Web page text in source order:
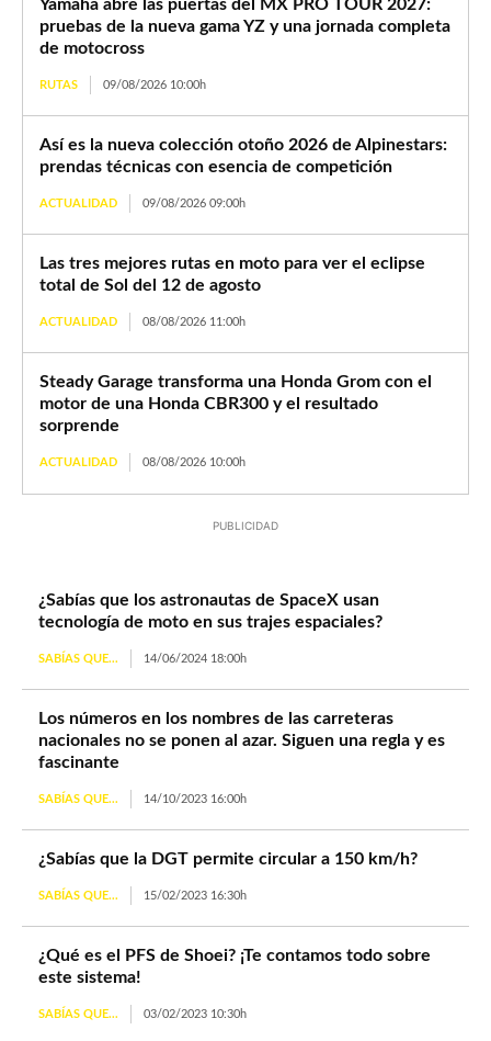
Yamaha abre las puertas del MX PRO TOUR 2027:
pruebas de la nueva gama YZ y una jornada completa
de motocross
RUTAS 09/08/2026 10:00h
Así es la nueva colección otoño 2026 de Alpinestars:
prendas técnicas con esencia de competición
ACTUALIDAD 09/08/2026 09:00h
Las tres mejores rutas en moto para ver el eclipse
total de Sol del 12 de agosto
ACTUALIDAD 08/08/2026 11:00h
Steady Garage transforma una Honda Grom con el
motor de una Honda CBR300 y el resultado
sorprende
ACTUALIDAD 08/08/2026 10:00h
PUBLICIDAD
¿Sabías que los astronautas de SpaceX usan
tecnología de moto en sus trajes espaciales?
SABÍAS QUE... 14/06/2024 18:00h
Los números en los nombres de las carreteras
nacionales no se ponen al azar. Siguen una regla y es
fascinante
SABÍAS QUE... 14/10/2023 16:00h
¿Sabías que la DGT permite circular a 150 km/h?
SABÍAS QUE... 15/02/2023 16:30h
¿Qué es el PFS de Shoei? ¡Te contamos todo sobre
este sistema!
SABÍAS QUE... 03/02/2023 10:30h